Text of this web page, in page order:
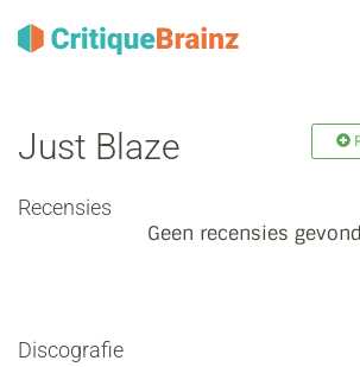
Just Blaze
Recensies
Geen recensies
Discografie